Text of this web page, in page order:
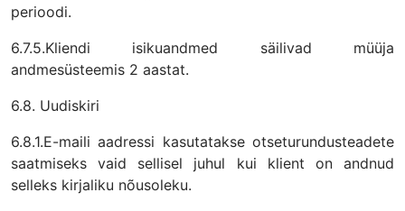
perioodi.
6.7.5.Kliendi isikuandmed säilivad müüja
andmesüsteemis 2 aastat.
6.8. Uudiskiri
6.8.1.E-maili aadressi kasutatakse otseturundusteadete
saatmiseks vaid sellisel juhul kui klient on andnud
selleks kirjaliku nõusoleku.